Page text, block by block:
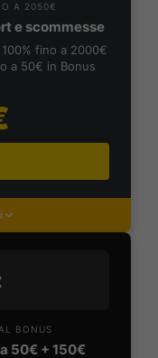
A 2050€
e scommesse
fino a 2000€
a 50€ in Bonus
BONUS
50€ + 150€